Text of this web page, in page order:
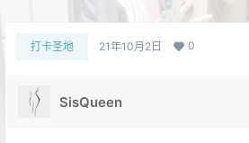
打卡圣地 21年10月2日 0
SisQueen